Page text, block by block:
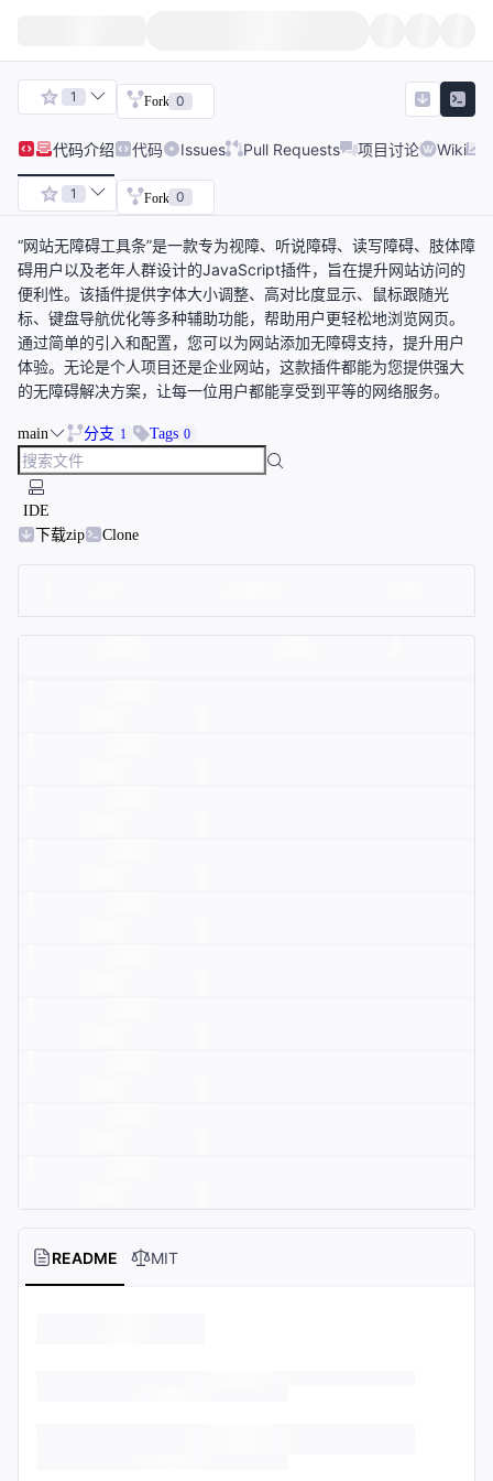
1 Fork 0
代码介绍 代码 Issues Pull Requests 项目讨论 Wiki
1 Fork 0
“网站无障碍工具条”是一款专为视障、听说障碍、读写障碍、肢体障
碍用户以及老年人群设计的JavaScript插件，旨在提升网站访问的
便利性。该插件提供字体大小调整、高对比度显示、鼠标跟随光
标、键盘导航优化等多种辅助功能，帮助用户更轻松地浏览网页。
通过简单的引入和配置，您可以为网站添加无障碍支持，提升用户
体验。无论是个人项目还是企业网站，这款插件都能为您提供强大
的无障碍解决方案，让每一位用户都能享受到平等的网络服务。
main 分支 1 Tags 0
IDE
下载zip
Clone
README MIT